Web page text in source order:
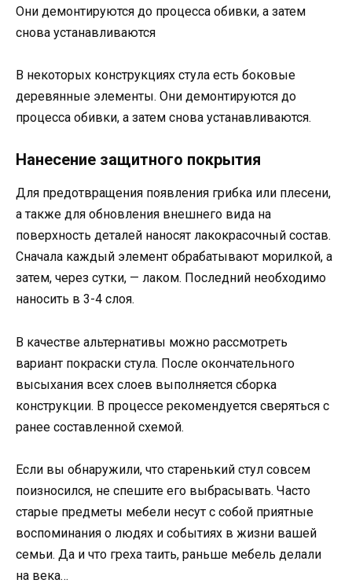
Они демонтируются до процесса обивки, а затем
снова устанавливаются
В некоторых конструкциях стула есть боковые
деревянные элементы. Они демонтируются до
процесса обивки, а затем снова устанавливаются.
Нанесение защитного покрытия
Для предотвращения появления грибка или плесени,
а также для обновления внешнего вида на
поверхность деталей наносят лакокрасочный состав.
Сначала каждый элемент обрабатывают морилкой, а
затем, через сутки, — лаком. Последний необходимо
наносить в 3-4 слоя.
В качестве альтернативы можно рассмотреть
вариант покраски стула. После окончательного
высыхания всех слоев выполняется сборка
конструкции. В процессе рекомендуется сверяться с
ранее составленной схемой.
Если вы обнаружили, что старенький стул совсем
поизносился, не спешите его выбрасывать. Часто
старые предметы мебели несут с собой приятные
воспоминания о людях и событиях в жизни вашей
семьи. Да и что греха таить, раньше мебель делали
на века…